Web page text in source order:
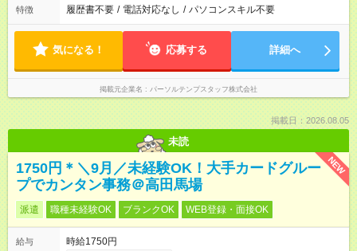
特徴 履歴書不要 / 電話対応なし / パソコンスキル不要
気になる！ 応募する 詳細へ
掲載元企業名 パーソルテンプスタッフ株式会社
掲載日：2026.08.05
未読
NEW
1750円＊＼9月／未経験OK！大手カードグルー
プでカンタン事務＠高田馬場
派遣 職種未経験OK ブランクOK WEB登録・面接OK
給与
時給1750円